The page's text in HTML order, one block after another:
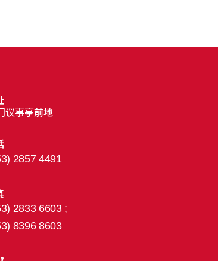
议事亭前地
2857 4491
2833 6603 ;
8396 8603